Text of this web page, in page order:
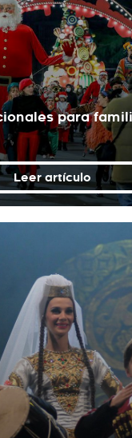
para
Leer artículo